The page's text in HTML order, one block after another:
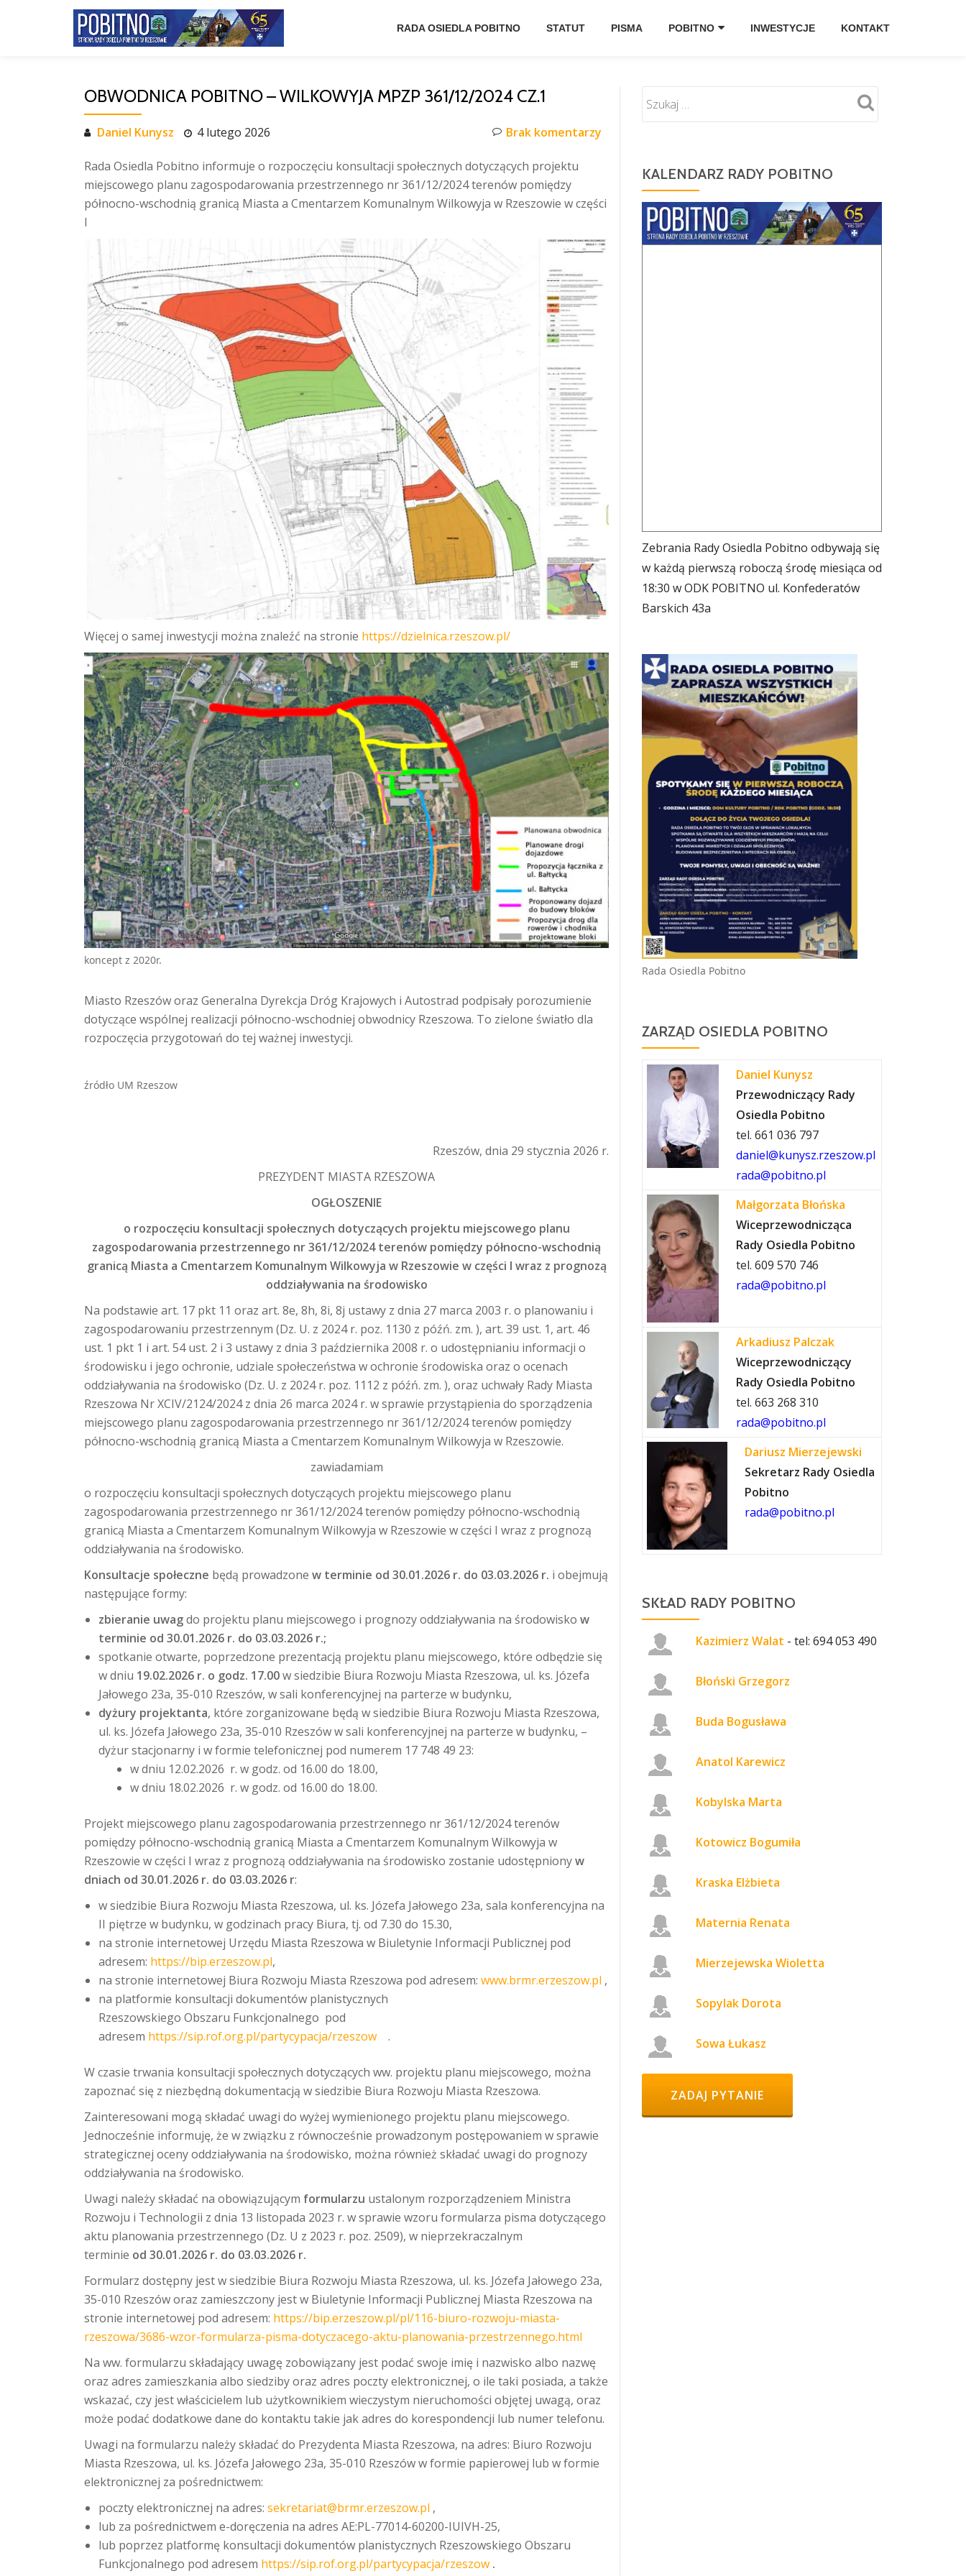
RADA OSIEDLA POBITNO STATUT PISMA POBITNO INWESTYCJE KONTAKT
OBWODNICA POBITNO – WILKOWYJA MPZP 361/12/2024 CZ.1
Daniel Kunysz 4 lutego 2026 Brak komentarzy
Rada Osiedla Pobitno informuje o rozpoczęciu konsultacji społecznych dotyczących projektu
miejscowego planu zagospodarowania przestrzennego nr 361/12/2024 terenów pomiędzy
północno-wschodnią granicą Miasta a Cmentarzem Komunalnym Wilkowyja w Rzeszowie w części
I
Więcej o samej inwestycji można znaleźć na stronie https://dzielnica.rzeszow.pl/
koncept z 2020r.
Miasto Rzeszów oraz Generalna Dyrekcja Dróg Krajowych i Autostrad podpisały porozumienie
dotyczące wspólnej realizacji północno-wschodniej obwodnicy Rzeszowa. To zielone światło dla
rozpoczęcia przygotowań do tej ważnej inwestycji.
źródło UM Rzeszow
Rzeszów, dnia 29 stycznia 2026 r.
PREZYDENT MIASTA RZESZOWA
OGŁOSZENIE
o rozpoczęciu konsultacji społecznych dotyczących projektu miejscowego planu
zagospodarowania przestrzennego nr 361/12/2024 terenów pomiędzy północno-wschodnią
granicą Miasta a Cmentarzem Komunalnym Wilkowyja w Rzeszowie w części I wraz z prognozą
oddziaływania na środowisko
Na podstawie art. 17 pkt 11 oraz art. 8e, 8h, 8i, 8j ustawy z dnia 27 marca 2003 r. o planowaniu i
zagospodarowaniu przestrzennym (Dz. U. z 2024 r. poz. 1130 z późń. zm. ), art. 39 ust. 1, art. 46
ust. 1 pkt 1 i art. 54 ust. 2 i 3 ustawy z dnia 3 października 2008 r. o udostępnianiu informacji o
środowisku i jego ochronie, udziale społeczeństwa w ochronie środowiska oraz o ocenach
oddziaływania na środowisko (Dz. U. z 2024 r. poz. 1112 z późń. zm. ), oraz uchwały Rady Miasta
Rzeszowa Nr XCIV/2124/2024 z dnia 26 marca 2024 r. w sprawie przystąpienia do sporządzenia
miejscowego planu zagospodarowania przestrzennego nr 361/12/2024 terenów pomiędzy
północno-wschodnią granicą Miasta a Cmentarzem Komunalnym Wilkowyja w Rzeszowie.
zawiadamiam
o rozpoczęciu konsultacji społecznych dotyczących projektu miejscowego planu
zagospodarowania przestrzennego nr 361/12/2024 terenów pomiędzy północno-wschodnią
granicą Miasta a Cmentarzem Komunalnym Wilkowyja w Rzeszowie w części I wraz z prognozą
oddziaływania na środowisko.
Konsultacje społeczne będą prowadzone w terminie od 30.01.2026 r. do 03.03.2026 r. i obejmują
następujące formy:
zbieranie uwagdo projektu planu miejscowego i prognozy oddziaływania na środowisko w
terminie od 30.01.2026 r. do 03.03.2026 r.;
spotkanie otwarte, poprzedzone prezentacją projektu planu miejscowego, które odbędzie się
w dniu 19.02.2026 r. o godz. 17.00w siedzibie Biura Rozwoju Miasta Rzeszowa, ul. ks. Józefa
Jałowego 23a, 35-010 Rzeszów, w sali konferencyjnej na parterze w budynku,
dyżury projektanta, które zorganizowane będą w siedzibie Biura Rozwoju Miasta Rzeszowa,
ul. ks. Józefa Jałowego 23a, 35-010 Rzeszów w sali konferencyjnej na parterze w budynku, –
dyżur stacjonarny i w formie telefonicznej pod numerem 17 748 49 23:
w dniu 12.02.2026 r. w godz. od 16.00 do 18.00,
w dniu 18.02.2026 r. w godz. od 16.00 do 18.00.
Projekt miejscowego planu zagospodarowania przestrzennego nr 361/12/2024 terenów
pomiędzy północno-wschodnią granicą Miasta a Cmentarzem Komunalnym Wilkowyja w
Rzeszowie w części I wraz z prognozą oddziaływania na środowisko zostanie udostępnionyw
dniach od 30.01.2026 r. do 03.03.2026 r:
w siedzibie Biura Rozwoju Miasta Rzeszowa, ul. ks. Józefa Jałowego 23a, sala konferencyjna na
II piętrze w budynku, w godzinach pracy Biura, tj. od 7.30 do 15.30,
na stronie internetowej Urzędu Miasta Rzeszowa w Biuletynie Informacji Publicznej pod
adresem: https://bip.erzeszow.pl,
na stronie internetowej Biura Rozwoju Miasta Rzeszowa pod adresem: www.brmr.erzeszow.pl ,
na platformie konsultacji dokumentów planistycznych
Rzeszowskiego Obszaru Funkcjonalnego pod
adresem https://sip.rof.org.pl/partycypacja/rzeszow .
W czasie trwania konsultacji społecznych dotyczących ww. projektu planu miejscowego, można
zapoznać się z niezbędną dokumentacją w siedzibie Biura Rozwoju Miasta Rzeszowa.
Zainteresowani mogą składać uwagi do wyżej wymienionego projektu planu miejscowego.
Jednocześnie informuję, że w związku z równocześnie prowadzonym postępowaniem w sprawie
strategicznej oceny oddziaływania na środowisko, można również składać uwagi do prognozy
oddziaływania na środowisko.
Uwagi należy składać na obowiązującym formularzu ustalonym rozporządzeniem Ministra
Rozwoju i Technologii z dnia 13 listopada 2023 r. w sprawie wzoru formularza pisma dotyczącego
aktu planowania przestrzennego (Dz. U z 2023 r. poz. 2509), w nieprzekraczalnym
terminie od 30.01.2026 r. do 03.03.2026 r.
Formularz dostępny jest w siedzibie Biura Rozwoju Miasta Rzeszowa, ul. ks. Józefa Jałowego 23a,
35-010 Rzeszów oraz zamieszczony jest w Biuletynie Informacji Publicznej Miasta Rzeszowa na
stronie internetowej pod adresem: https://bip.erzeszow.pl/pl/116-biuro-rozwoju-miasta-
rzeszowa/3686-wzor-formularza-pisma-dotyczacego-aktu-planowania-przestrzennego.html
Na ww. formularzu składający uwagę zobowiązany jest podać swoje imię i nazwisko albo nazwę
oraz adres zamieszkania albo siedziby oraz adres poczty elektronicznej, o ile taki posiada, a także
wskazać, czy jest właścicielem lub użytkownikiem wieczystym nieruchomości objętej uwagą, oraz
może podać dodatkowe dane do kontaktu takie jak adres do korespondencji lub numer telefonu.
Uwagi na formularzu należy składać do Prezydenta Miasta Rzeszowa, na adres: Biuro Rozwoju
Miasta Rzeszowa, ul. ks. Józefa Jałowego 23a, 35-010 Rzeszów w formie papierowej lub w formie
elektronicznej za pośrednictwem:
poczty elektronicznej na adres: sekretariat@brmr.erzeszow.pl ,
lub za pośrednictwem e-doręczenia na adres AE:PL-77014-60200-IUIVH-25,
lub poprzez platformę konsultacji dokumentów planistycznych Rzeszowskiego Obszaru
Funkcjonalnego pod adresem https://sip.rof.org.pl/partycypacja/rzeszow .
KALENDARZ RADY POBITNO
Zebrania Rady Osiedla Pobitno odbywają się
w każdą pierwszą roboczą środę miesiąca od
18:30 w ODK POBITNO ul. Konfederatów
Barskich 43a
Rada Osiedla Pobitno
ZARZĄD OSIEDLA POBITNO
Daniel Kunysz
Przewodniczący Rady
Osiedla Pobitno
tel. 661 036 797
daniel@kunysz.rzeszow.pl
rada@pobitno.pl
Małgorzata Błońska
Wiceprzewodnicząca
Rady Osiedla Pobitno
tel. 609 570 746
rada@pobitno.pl
Arkadiusz Palczak
Wiceprzewodniczący
Rady Osiedla Pobitno
tel. 663 268 310
rada@pobitno.pl
Dariusz Mierzejewski
Sekretarz Rady Osiedla
Pobitno
rada@pobitno.pl
SKŁAD RADY POBITNO
Kazimierz Walat - tel: 694 053 490
Błoński Grzegorz
Buda Bogusława
Anatol Karewicz
Kobylska Marta
Kotowicz Bogumiła
Kraska Elżbieta
Maternia Renata
Mierzejewska Wioletta
Sopylak Dorota
Sowa Łukasz
HEADER BUTTON LABEL:GET STARTED
ZADAJ PYTANIE